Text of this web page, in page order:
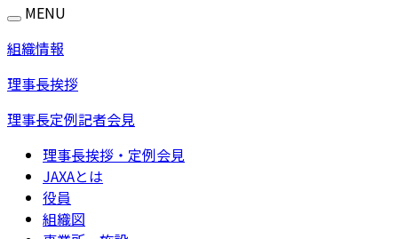
MENU
組織情報
理事長挨拶
理事長定例記者会見
理事長挨拶・定例会見
JAXAとは
役員
組織図